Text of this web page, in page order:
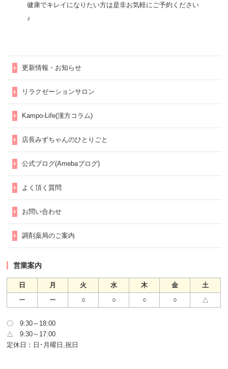
健康でキレイになりたい方は是非お気軽にご予約ください
♪
更新情報・お知らせ
リラクゼーションサロン
Kampo-Life(漢方コラム)
店長みずちゃんのひとりごと
公式ブログ(Amebaブログ)
よく頂く質問
お問い合わせ
調剤薬局のご案内
営業案内
日 月 火 水 木 金
土
ー
ー ○ ○ ○ ○ △
〇 9:30～18:00
△ 9:30～17:00
定休日：日･月曜日,祝日